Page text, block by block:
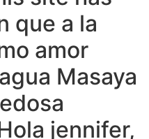
que a la
amor
Masaya
jennifer,